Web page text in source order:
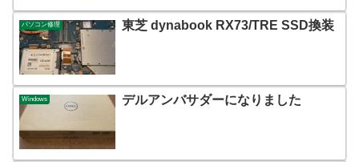
パソコン修理 東芝 dynabook RX73/TRE SSD換装
Windows デルアンバサダーになりました